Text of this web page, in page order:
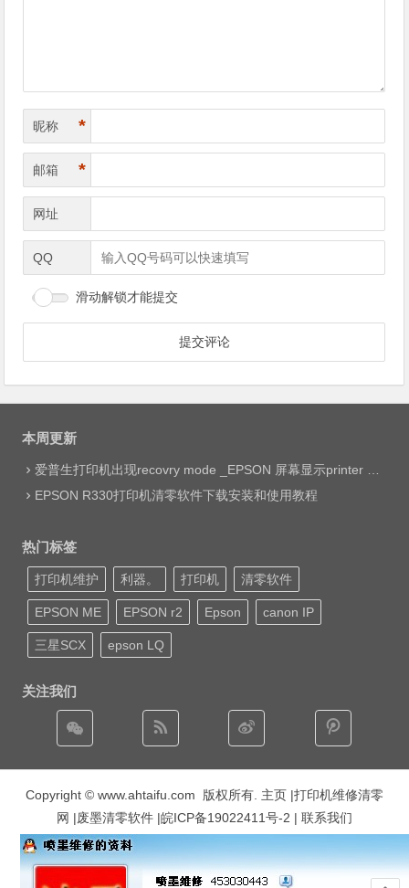
昵称 *
邮箱 *
网址
QQ
滑动解锁才能提交
本周更新
爱普生打印机出现recovry mode _EPSON 屏幕显示printer mode set jig网络远程维修
EPSON R330打印机清零软件下载安装和使用教程
热门标签
打印机维护 利器。 打印机 清零软件
EPSON ME EPSON r2 Epson canon IP
三星SCX epson LQ
关注我们
Copyright © www.ahtaifu.com 版权所有. 主页 |打印机维修清零
网 |废墨清零软件 |皖ICP备19022411号-2 | 联系我们